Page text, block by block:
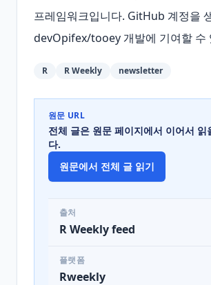
프레임워크입니다. GitHub 계정을
devOpifex/tooey 개발에 기여할 수
R R Weekly newsletter
원문 URL
전체 글은 원문 페이지에서 이어서 읽
다.
원문에서 전체 글 읽기
출처
R Weekly feed
플랫폼
Rweekly